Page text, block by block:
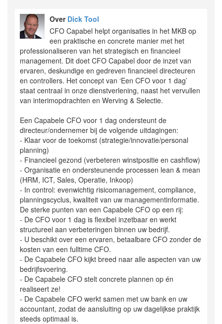
Over Dick Tool
CFO Capabel helpt organisaties in het MKB op
een praktische en concrete manier met het
professionaliseren van het strategisch en financieel
management. Dit doet CFO Capabel door de inzet van
ervaren, deskundige en gedreven financieel directeuren
en controllers. Het concept van ‘Een CFO voor 1 dag’
staat centraal in onze dienstverlening, naast het vervullen
van interimopdrachten en Werving & Selectie.
Een Capabele CFO voor 1 dag ondersteunt de
directeur/ondernemer bij de volgende uitdagingen:
- Klaar voor de toekomst (strategie/innovatie/personal
planning)
- Financieel gezond (verbeteren winstpositie en cashflow)
- Organisatie en ondersteunende processen lean & mean
(HRM, ICT, Sales, Operatie, Inkoop)
- In control: evenwichtig risicomanagement, compliance,
planningscyclus, kwaliteit van uw managementinformatie.
De sterke punten van een Capabele CFO op een rij:
- De CFO voor 1 dag is flexibel inzetbaar en werkt
structureel aan verbeteringen binnen uw bedrijf.
- U beschikt over een ervaren, betaalbare CFO zonder de
kosten van een fulltime CFO.
- De Capabele CFO kijkt breed naar alle aspecten van uw
bedrijfsvoering.
- De Capabele CFO stelt concrete plannen op én
realiseert ze!
- De Capabele CFO werkt samen met uw bank en uw
accountant, zodat de aansluiting op uw dagelijkse praktijk
steeds optimaal is.